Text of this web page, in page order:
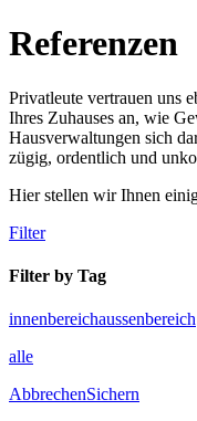
Referenzen
Privatleute vertrauen uns
Ihres Zuhauses an, wie
Hausverwaltungen sich
zügig, ordentlich und
Hier stellen wir Ihnen
Filter
Filter by Tag
innenbereichaussenbereich
alle
AbbrechenSichern